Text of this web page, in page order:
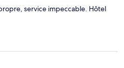
service impeccable. Hôtel